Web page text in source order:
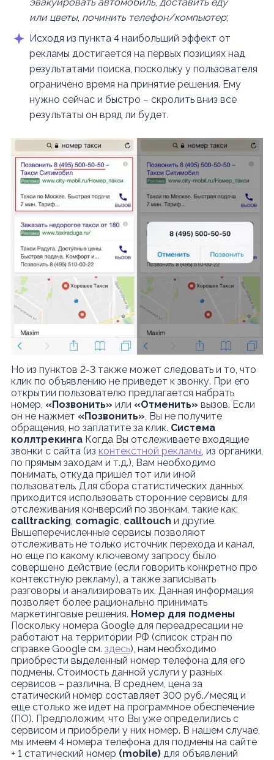
или цветы, починить телефон/компьютер;
Исходя из пункта 4 наибольший эффект от
рекламы достигается на первых позициях над
результатами поиска, поскольку у пользователя
ограничено время на принятие решения. Ему
нужно сейчас и быстро – скролить вниз все
результаты он вряд ли будет.
Но из пунктов 2-3 также может следовать и то, что
клик по объявлению не приведет к звонку. При его
открытии пользователю предлагается набрать
номер, «Позвонить» или «Отменить» вызов. Если
он не нажмет «Позвонить», Вы не получите
обращения, но заплатите за клик. Система
коллтрекингаКогда Вы отслеживаете входящие
звонки с сайта (из контекстной рекламы, из органики,
по прямым заходам и т.д.), Вам необходимо
понимать, откуда пришел тот или иной
пользователь. Для сбора статистических данных
приходится использовать сторонние сервисы для
отслеживания конверсий по звонкам, такие как:
calltracking, comagic, calltouch и другие.
Вышеперечисленные сервисы позволяют
отслеживать не только источник перехода и канал,
но еще по какому ключевому запросу было
совершено действие (если говорить конкретно про
контекстную рекламу), а также записывать
разговоры и анализировать их. Данная информация
позволяет более рационально принимать
маркетинговые решения. Номер для подмены
Поскольку номера Google для переадресации не
работают на территории РФ (список стран по
справке Google см. здесь), нам необходимо
приобрести выделенный номер телефона для его
подмены. Стоимость данной услуги у разных
сервисов – различна. В среднем, цена за
статический номер составляет 300 руб./месяц и
еще столько же идет на программное обеспечение
(ПО). Предположим, что Вы уже определились с
сервисом и приобрели у них номер. В нашем случае,
мы имеем 4 номера телефона для подмены на сайте
+ 1 статический номер (mobile)для объявлений